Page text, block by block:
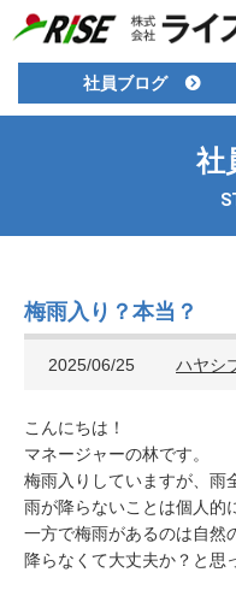
社員ブログ
社
梅雨入り？本当？
2025/06/25 ハヤシ
こんにちは！
マネージャーの林です。
梅雨入りしていますが、雨
雨が降らないことは個人的
一方で梅雨があるのは自然
降らなくて大丈夫か？と思